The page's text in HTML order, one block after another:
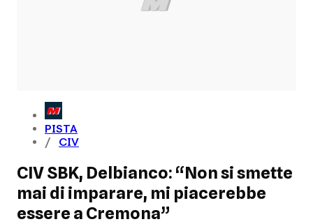
PISTA
CIV
CIV SBK, Delbianco: “Non si smette
mai di imparare, mi piacerebbe
essere a Cremona”